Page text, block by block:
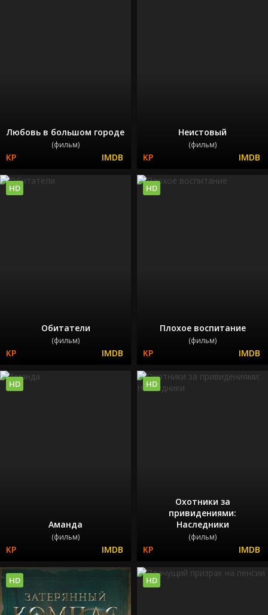
Любовь в большом городе
(фильм)
Неистовый
(фильм)
Обитатели
(фильм)
HD
Плохое воспитание
(фильм)
HD
Аманда
(фильм)
HD
Охотники за
привидениями:
Наследники
(фильм)
HD
HD HD